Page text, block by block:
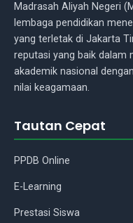
Madrasah Aliyah Negeri
lembaga pendidikan
yang terletak di Jakarta
reputasi yang baik dalam
akademik nasional
nilai keagamaan.
Tautan Cepat
PPDB Online
E-Learning
Prestasi SiswaAsisten